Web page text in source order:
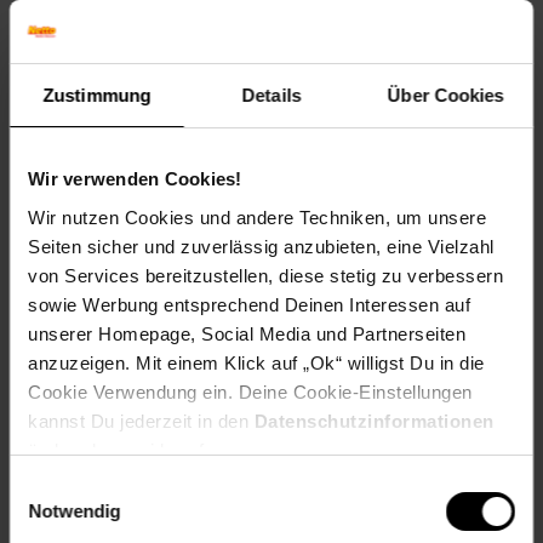
Zustimmung Details Über Cookies
Wir verwenden Cookies!
Wir nutzen Cookies und andere Techniken, um unsere
Seiten sicher und zuverlässig anzubieten, eine Vielzahl
von Services bereitzustellen, diese stetig zu verbessern
sowie Werbung entsprechend Deinen Interessen auf
unserer Homepage, Social Media und Partnerseiten
anzuzeigen. Mit einem Klick auf „Ok“ willigst Du in die
Cookie Verwendung ein. Deine Cookie-Einstellungen
kannst Du jederzeit in den Datenschutzinformationen
ändern bzw. widerrufen.
Notwendig
Geschmack: X
Blattrand: Gelappt
Standortempfehlung: Sonnig bis halbschattig, gut
Pflegeaufwand: Mittel
Lichtbedarf: Sonnig-Halbschattig
Wasserbedarf: Mittel
Rückschnitt: Rückschnitt im Spätherbst
Schnittverträglichkeit: Gut
Bodenansprüche: humos und gut durchlässig
Nährstoffgehalt: Mittel
Frosthärte: bis -20 °C
Verwendung: Am Gehölzrand,Auf Balkon oder Terrasse,Im
Staudenbeet,Bodendecker, Steingarten, Bienenweide,